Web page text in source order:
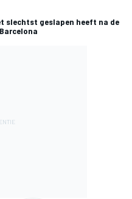
slechtst geslapen heeft na de